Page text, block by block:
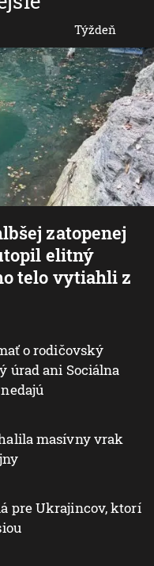
zatopenej
elitný
telo vytiahli z
o rodičovský
úrad ani Sociálna
masívny vrak
pre Ukrajincov, ktorí
Týždeň